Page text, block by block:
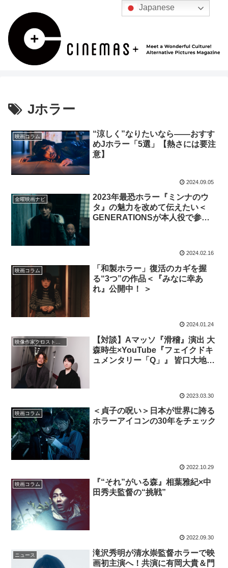
Jホラー
映画コラム
“涼しく”なりたいなら——おすす
めJホラー「5選」【熱さには要注
意】
2024.09.05
金曜映画ナビ
2023年最恐ホラー『ミンナのウ
タ』の魅力を改めて伝えたい＜
GENERATIONSが本人役で参戦
2024.02.16
映画コラム
「和製ホラー」復活のカギを握
る“3つ”の作品＜『みなに幸あ
れ』公開中！ ＞
2024.01.24
【対談】Aマッソ『滑稽』演出 大
森時生×YouTube『フェイクドキ
ュメンタリー「Q」』 皆口大地
2023.03.30
映画コラム
＜貞子の呪い＞日本が世界に誇る
ホラーアイコンの30年をチェック
2022.10.29
映画コラム
『“それ”がいる森』相葉雅紀×中
田秀夫監督の“挑戦”
2022.09.30
ニュース
滝沢秀明が清水崇監督ホラーで映
画初主演へ！共演に有岡大貴＆門
Japanese